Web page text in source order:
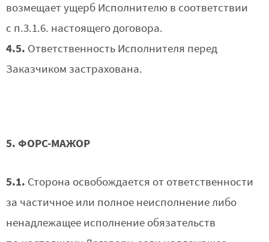
возмещает ущерб Исполнителю в соответствии
с п.3.1.6. настоящего договора.
4.5. Ответственность Исполнителя перед
Заказчиком застрахована.
5. ФОРС-МАЖОР
5.1. Сторона освобождается от ответственности
за частичное или полное неисполнение либо
ненадлежащее исполнение обязательств